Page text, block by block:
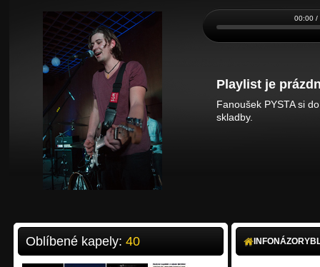
00:00 /
Playlist je
Fanoušek PYSTA si
skladby.
Oblíbené kapely: 40 INFONÁZORY